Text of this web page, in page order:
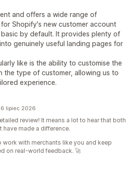
and offers a wide range of
Shopify's new customer account
by default. It provides plenty of
genuinely useful landing pages for
like is the ability to customise the
the type of customer, allowing us to
experience.
lipiec 2026
review! It means a lot to hear that both
have made a difference.
work with merchants like you and keep
on real-world feedback. 🚀